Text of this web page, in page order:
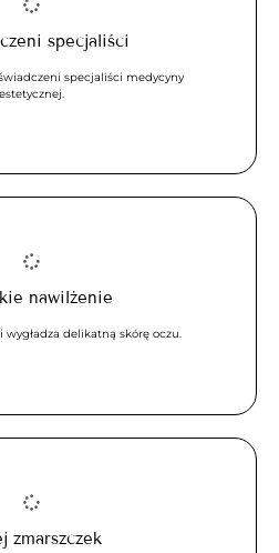
specjaliści
specjaliści medycyny
estetycznej.
nawilżenie
delikatną skórę oczu.
zmarszczek